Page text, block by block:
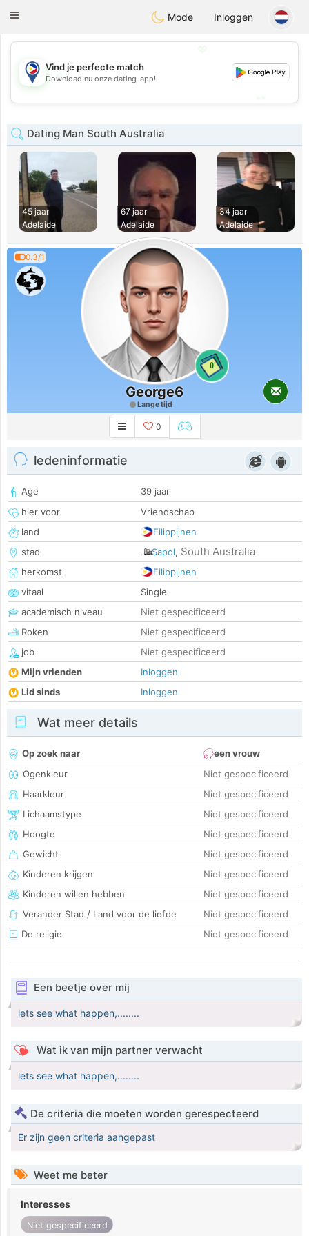
PhilippinesChat
Toggle
Mode Inloggen
💕
Vind je perfecte match
Download nu onze dating-app!
Dating Man South Australia
45 jaar
Adelaide
67 jaar
Adelaide
34 jaar
Adelaide
0.3/1
0
George6
Lange tijd
0
ledeninformatie
Age
39 jaar
hier voor
Vriendschap
land
Filippijnen
stad
Sapol, South Australia
herkomst
Filippijnen
vitaal
Single
academisch niveau
Niet gespecificeerd
Roken
Niet gespecificeerd
job
Niet gespecificeerd
Mijn vrienden
Inloggen
Lid sinds
Inloggen
Wat meer details
Op zoek naar
een vrouw
Ogenkleur
Niet gespecificeerd
Haarkleur
Niet gespecificeerd
Lichaamstype
Niet gespecificeerd
Hoogte
Niet gespecificeerd
Gewicht
Niet gespecificeerd
Kinderen krijgen
Niet gespecificeerd
Kinderen willen hebben
Niet gespecificeerd
Verander Stad / Land voor de liefde
Niet gespecificeerd
De religie
Niet gespecificeerd
Een beetje over mij
lets see what happen,........
Wat ik van mijn partner verwacht
lets see what happen,........
De criteria die moeten worden gerespecteerd
Er zijn geen criteria aangepast
Weet me beter
Interesses
Niet gespecificeerd